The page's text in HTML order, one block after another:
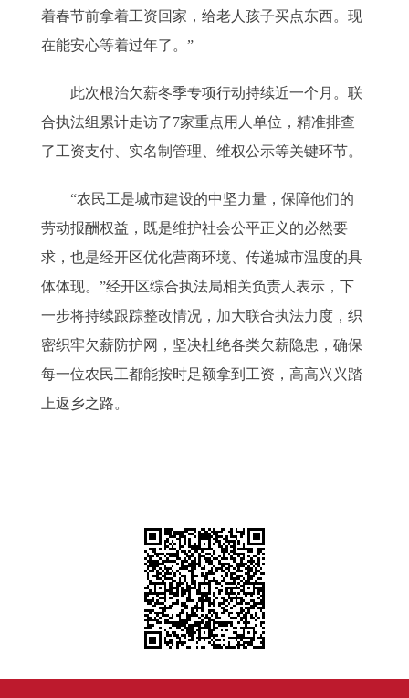
着春节前拿着工资回家，给老人孩子买点东西。现
在能安心等着过年了。”
此次根治欠薪冬季专项行动持续近一个月。联
合执法组累计走访了7家重点用人单位，精准排查
了工资支付、实名制管理、维权公示等关键环节。
“农民工是城市建设的中坚力量，保障他们的
劳动报酬权益，既是维护社会公平正义的必然要
求，也是经开区优化营商环境、传递城市温度的具
体体现。”经开区综合执法局相关负责人表示，下
一步将持续跟踪整改情况，加大联合执法力度，织
密织牢欠薪防护网，坚决杜绝各类欠薪隐患，确保
每一位农民工都能按时足额拿到工资，高高兴兴踏
上返乡之路。